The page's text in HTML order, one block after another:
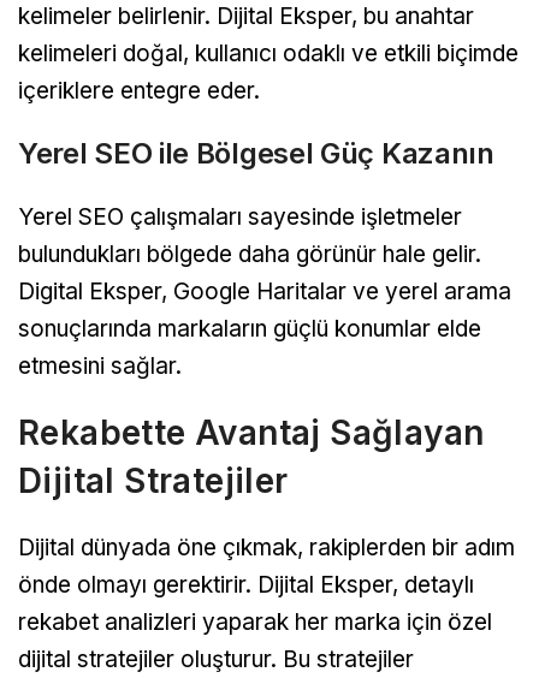
kelimeler belirlenir. Dijital Eksper, bu anahtar
kelimeleri doğal, kullanıcı odaklı ve etkili biçimde
içeriklere entegre eder.
Yerel SEO ile Bölgesel Güç Kazanın
Yerel SEO çalışmaları sayesinde işletmeler
bulundukları bölgede daha görünür hale gelir.
Digital Eksper, Google Haritalar ve yerel arama
sonuçlarında markaların güçlü konumlar elde
etmesini sağlar.
Rekabette Avantaj Sağlayan
Dijital Stratejiler
Dijital dünyada öne çıkmak, rakiplerden bir adım
önde olmayı gerektirir. Dijital Eksper, detaylı
rekabet analizleri yaparak her marka için özel
dijital stratejiler oluşturur. Bu stratejiler